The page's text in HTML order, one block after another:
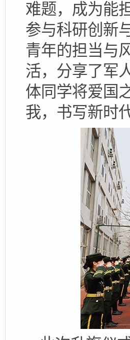
难题，成为能
参与科研创新
青年的担当与
活，分享了军
体同学将爱国
我，书写新时